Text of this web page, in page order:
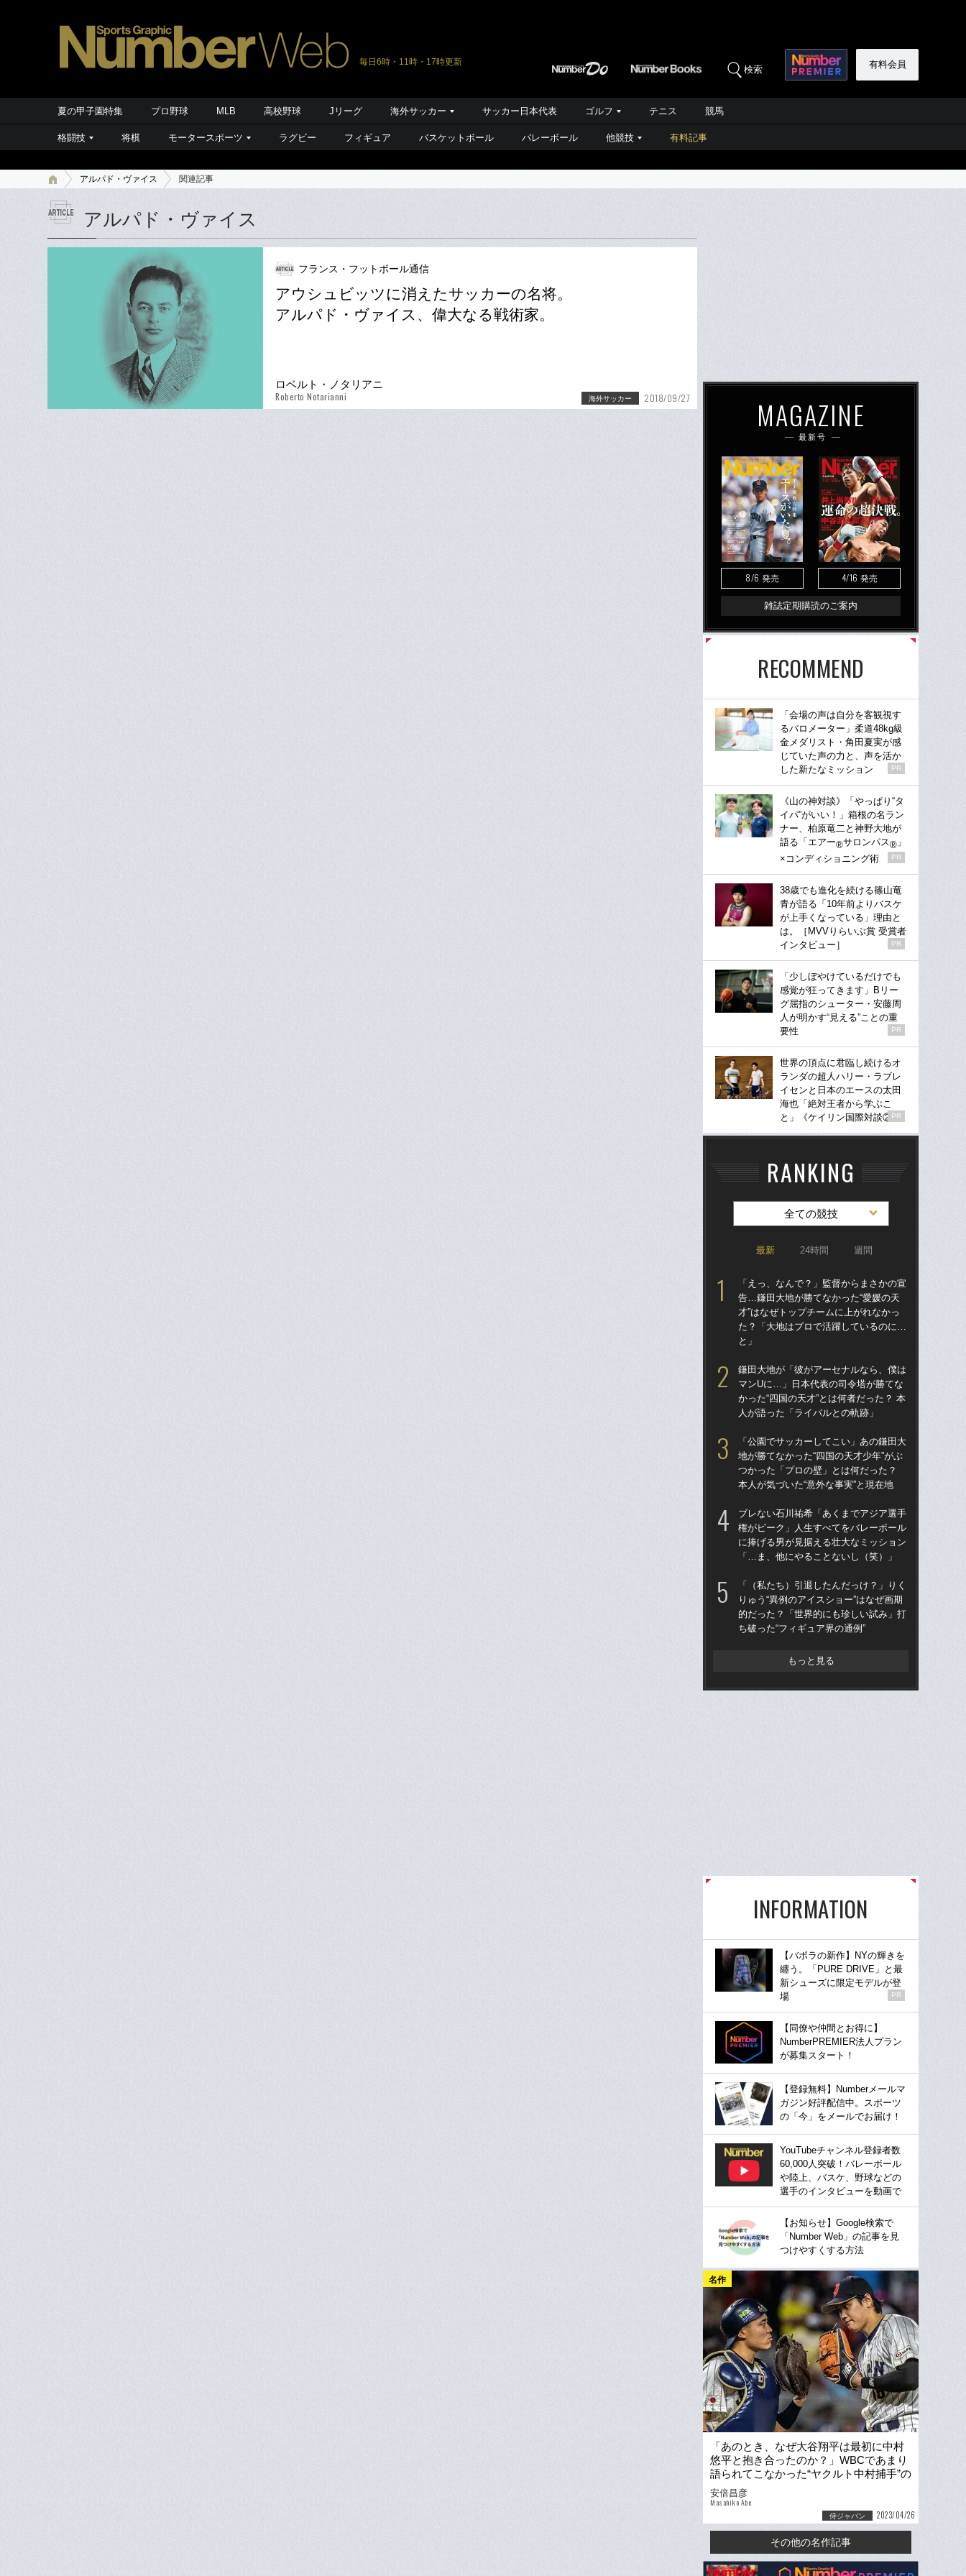
毎日6時・11時・17時更新
検索 有料会員
夏の甲子園特集 プロ野球 MLB 高校野球 Jリーグ 海外サッカー サッカー日本代表 ゴルフ テニス 競馬
格闘技 将棋 モータースポーツ ラグビー フィギュア バスケットボール バレーボール 他競技 有料記事
アルパド・ヴァイス 関連記事
アルパド・ヴァイス
フランス・フットボール通信
アウシュビッツに消えたサッカーの名将。
アルパド・ヴァイス、偉大なる戦術家。
ロベルト・ノタリアニ
Roberto Notarianni 海外サッカー 2018/09/27 MAGAZINE
最新号
8/6 発売 4/16 発売
雑誌定期購読のご案内
RECOMMEND
「会場の声は自分を客観視す
るバロメーター」柔道48kg級
金メダリスト・角田夏実が感
じていた声の力と、声を活か
した新たなミッション
PR
《山の神対談》「やっぱり“タ
イパ”がいい！」箱根の名ラン
ナー、柏原竜二と神野大地が
語る「エアー®サロンパス® 」
×コンディショニング術
PR
38歳でも進化を続ける篠山竜
青が語る「10年前よりバスケ
が上手くなっている」理由と
は。［MVVりらいぶ賞 受賞者
インタビュー］
PR
「少しぼやけているだけでも
感覚が狂ってきます」Bリー
グ屈指のシューター・安藤周
人が明かす“見える”ことの重
要性
PR
世界の頂点に君臨し続けるオ
ランダの超人ハリー・ラブレ
イセンと日本のエースの太田
海也「絶対王者から学ぶこ
と」《ケイリン国際対談②》
PR
RANKING
全ての競技
最新 24時間 週間
「えっ、なんで？」監督からまさかの宣
告…鎌田大地が勝てなかった“愛媛の天
才”はなぜトップチームに上がれなかっ
た？「大地はプロで活躍しているのに…
と」
鎌田大地が「彼がアーセナルなら、僕は
マンUに…」日本代表の司令塔が勝てな
かった“四国の天才”とは何者だった？ 本
人が語った「ライバルとの軌跡」
「公園でサッカーしてこい」あの鎌田大
地が勝てなかった“四国の天才少年”がぶ
つかった「プロの壁」とは何だった？
本人が気づいた“意外な事実”と現在地
ブレない石川祐希「あくまでアジア選手
権がピーク」人生すべてをバレーボール
に捧げる男が見据える壮大なミッション
「…ま、他にやることないし（笑）」
「（私たち）引退したんだっけ？」りく
りゅう“異例のアイスショー”はなぜ画期
的だった？「世界的にも珍しい試み」打
ち破った“フィギュア界の通例”
もっと見る
INFORMATION
【バボラの新作】NYの輝きを
纏う。「PURE DRIVE」と最
新シューズに限定モデルが登
場
PR
【同僚や仲間とお得に】
NumberPREMIER法人プラン
が募集スタート！
【登録無料】Numberメールマ
ガジン好評配信中。スポーツ
の「今」をメールでお届け！
YouTubeチャンネル登録者数
60,000人突破！バレーボール
や陸上、バスケ、野球などの
選手のインタビューを動画で
【お知らせ】Google検索で
「Number Web」の記事を見
つけやすくする方法
名作
「あのとき、なぜ大谷翔平は最初に中村
悠平と抱き合ったのか？」WBCであまり
語られてこなかった“ヤクルト中村捕手”の
キャッチングをホメたい
安倍昌彦
Masahiko Abe
侍ジャパン 2023/04/26
その他の名作記事